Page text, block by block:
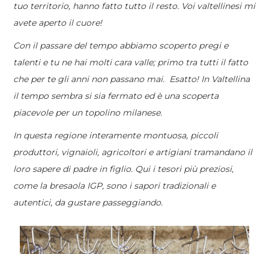
tuo territorio, hanno fatto tutto il resto. Voi valtellinesi mi
avete aperto il cuore!
Con il passare del tempo abbiamo scoperto pregi e
talenti e tu ne hai molti cara valle; primo tra tutti il fatto
che per te gli anni non passano mai. Esatto! In Valtellina
il tempo sembra si sia fermato ed è una scoperta
piacevole per un topolino milanese.
In questa regione interamente montuosa, piccoli
produttori, vignaioli, agricoltori e artigiani tramandano il
loro sapere di padre in figlio. Qui i tesori più preziosi,
come la bresaola IGP, sono i sapori tradizionali e
autentici, da gustare passeggiando.